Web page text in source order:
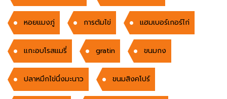
หอยแมงภู่ การต้มไข่ แฮมเบอร์เกอร์ไก่
แกะอบโรสแมรี่ gratin ขนมกง
ปลาหมึกไข่นึ่งมะนาว ขนมสิงคโปร์